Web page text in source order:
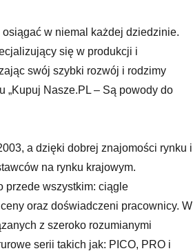
w niemal każdej dziedzinie.
się w produkcji i
swój szybki rozwój i rodzimy
„Kupuj Nasze.PL – Są powody do
a dzięki dobrej znajomości rynku i
na rynku krajowym.
przede wszystkim: ciągle
oraz doświadczeni pracownicy. W
z szeroko rozumianymi
serii takich jak: PICO, PRO i